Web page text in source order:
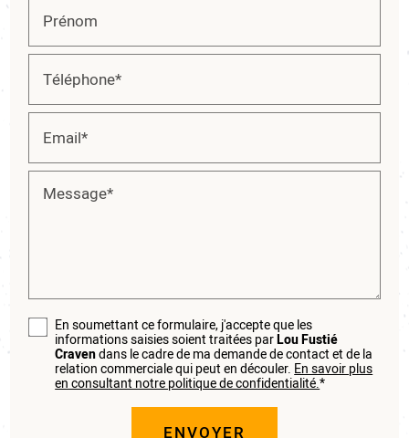
Prénom
Téléphone*
Email*
Message*
En soumettant ce formulaire, j'accepte que les
informations saisies soient traitées parLou Fustié
Cravendans le cadre de ma demande de contact et de la
relation commerciale qui peut en découler. En savoir plus
en consultant notre politique de confidentialité.*